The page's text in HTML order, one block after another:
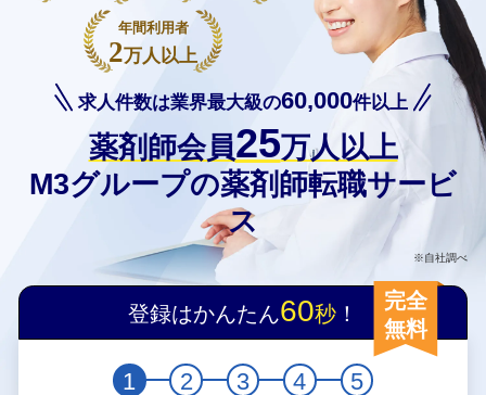
求人件数は業界最大級の60,000件以上
薬剤師会員25万人以上
M3グループの薬剤師転職サービ
ス
※自社調べ
年間利用者
2万人以上
登録はかんたん60秒 ！
完全
無料
1 2 3 4 5